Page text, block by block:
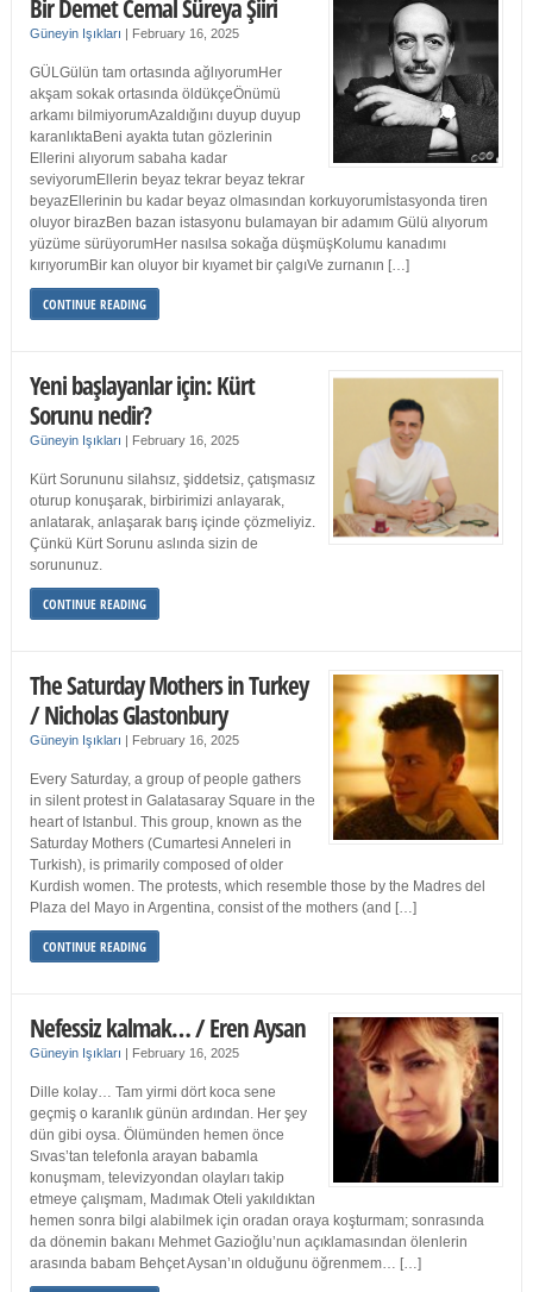
Bir Demet Cemal Süreya Şiiri
Güneyin Işıkları | February 16, 2025
GÜLGülün tam ortasında ağlıyorumHer
akşam sokak ortasında öldükçeÖnümü
arkamı bilmiyorumAzaldığını duyup duyup
karanlıktaBeni ayakta tutan gözlerinin
Ellerini alıyorum sabaha kadar
seviyorumEllerin beyaz tekrar beyaz tekrar
beyazEllerinin bu kadar beyaz olmasından korkuyorumİstasyonda tiren
oluyor birazBen bazan istasyonu bulamayan bir adamım Gülü alıyorum
yüzüme sürüyorumHer nasılsa sokağa düşmüşKolumu kanadımı
kırıyorumBir kan oluyor bir kıyamet bir çalgıVe zurnanın […]
CONTINUE READING
Yeni başlayanlar için: Kürt
Sorunu nedir?
Güneyin Işıkları | February 16, 2025
Kürt Sorununu silahsız, şiddetsiz, çatışmasız
oturup konuşarak, birbirimizi anlayarak,
anlatarak, anlaşarak barış içinde çözmeliyiz.
Çünkü Kürt Sorunu aslında sizin de
sorununuz.
CONTINUE READING
The Saturday Mothers in Turkey
/ Nicholas Glastonbury
Güneyin Işıkları | February 16, 2025
Every Saturday, a group of people gathers
in silent protest in Galatasaray Square in the
heart of Istanbul. This group, known as the
Saturday Mothers (Cumartesi Anneleri in
Turkish), is primarily composed of older
Kurdish women. The protests, which resemble those by the Madres del
Plaza del Mayo in Argentina, consist of the mothers (and […]
CONTINUE READING
Nefessiz kalmak… / Eren Aysan
Güneyin Işıkları | February 16, 2025
Dille kolay… Tam yirmi dört koca sene
geçmiş o karanlık günün ardından. Her şey
dün gibi oysa. Ölümünden hemen önce
Sıvas’tan telefonla arayan babamla
konuşmam, televizyondan olayları takip
etmeye çalışmam, Madımak Oteli yakıldıktan
hemen sonra bilgi alabilmek için oradan oraya koşturmam; sonrasında
da dönemin bakanı Mehmet Gazioğlu’nun açıklamasından ölenlerin
arasında babam Behçet Aysan’ın olduğunu öğrenmem… […]